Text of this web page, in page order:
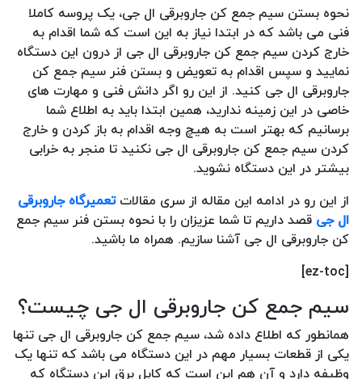
نحوه بستن سیم جمع کن جاروبرقی ال جی، یک پروسه کاملا
فنی می باشد که در ابتدا نیاز به این است که شما اقدام به
خارج کردن سیم جمع کن جاروبرقی ال جی از درون این دستگاه
نمایید و سپس اقدام به تعویض و بستن فنر سیم جمع کن
جاروبرقی ال جی کنید. از این رو اگر دانش فنی و مهارت های
خاصی در این زمینه ندارید، همین ابتدا باید به اطلاع شما
برسانیم که بهتر است به هیچ وجه اقدام به باز کردن و خارج
کردن سیم جمع کن جاروبرقی ال جی نکنید تا منجر به خرابی
بیشتر در این دستگاه نشوید.
از این رو در ادامه این مقاله از سری مقالاتتعمیرگاه جاروبرقی
ال جی قصد داریم تا شما عزیزان را با نحوه بستن فنر سیم جمع
کن جاروبرقی ال جی آشنا سازیم. همراه ما باشید.
[ez-toc]
سیم جمع کن جاروبرقی ال جی چیست؟
همانطور که اطلاع داده شد، سیم جمع کن جاروبرقی ال جی تنها
یکی از قطعات بسیار مهم در این دستگاه می باشد که تنها یک
وظیفه دارد و آن هم این است که کابل برق این دستگاه که